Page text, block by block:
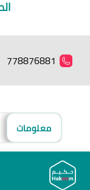
778876881
معلومات